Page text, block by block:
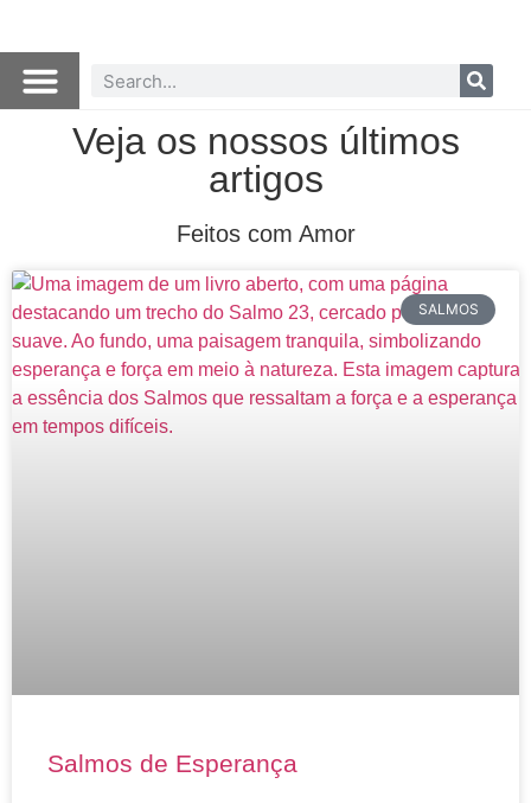
Veja os nossos últimos
artigos
Feitos com Amor
SALMOS
Salmos de Esperança